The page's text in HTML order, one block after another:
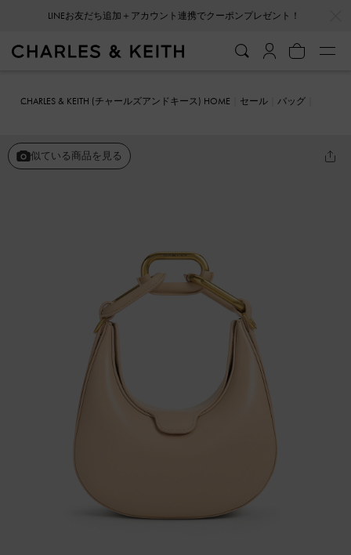
LINEお友だち追加＋アカウント連携でクーポンプレゼント！
CHARLES & KEITH (チャールズアンドキース) HOME セール
バッグ
似ている商品を見る